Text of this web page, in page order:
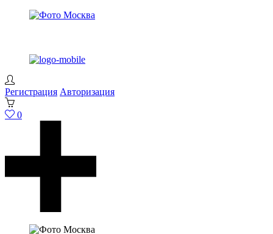
Регистрация Авторизация
0